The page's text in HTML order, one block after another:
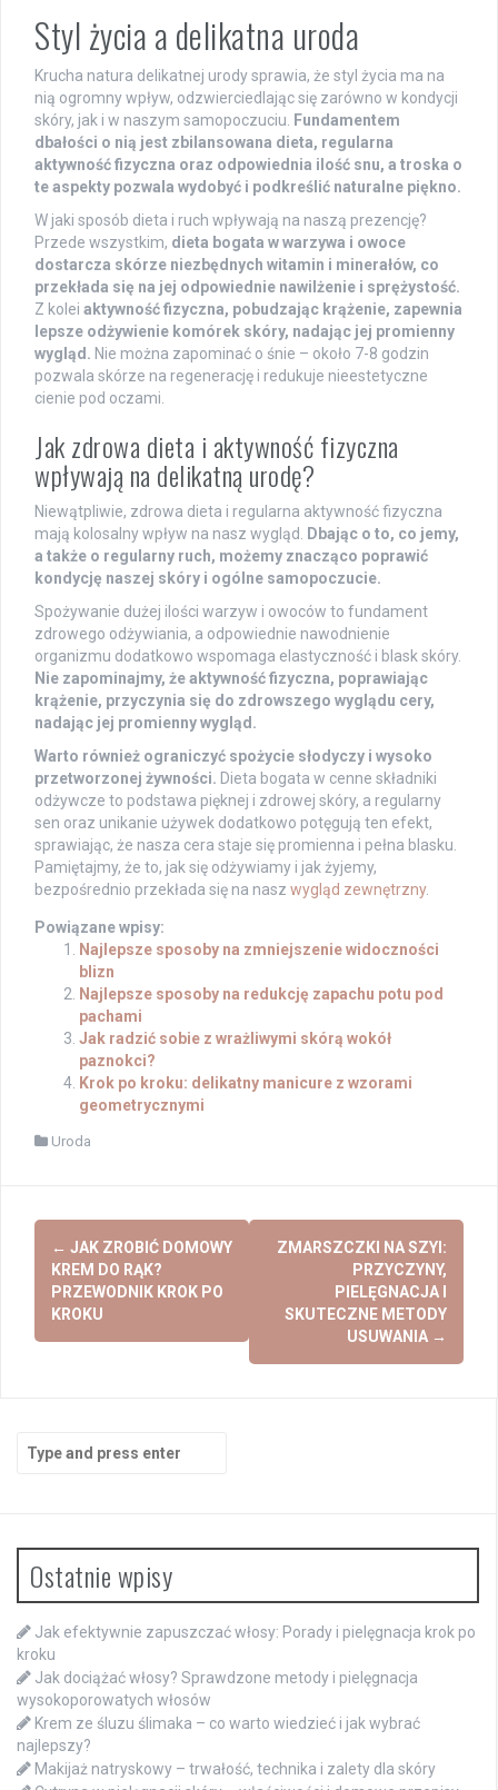
Styl życia a delikatna uroda
Krucha natura delikatnej urody sprawia, że styl życia ma na
nią ogromny wpływ, odzwierciedlając się zarówno w kondycji
skóry, jak i w naszym samopoczuciu.
Fundamentem
dbałości o nią jest zbilansowana dieta, regularna
aktywność fizyczna oraz odpowiednia ilość snu, a troska o
te aspekty pozwala wydobyć i podkreślić naturalne piękno.
W jaki sposób dieta i ruch wpływają na naszą prezencję?
Przede wszystkim, dieta bogata w warzywa i owoce
dostarcza skórze niezbędnych witamin i minerałów, co
przekłada się na jej odpowiednie nawilżenie i sprężystość.
Z kolei aktywność fizyczna, pobudzając krążenie, zapewnia
lepsze odżywienie komórek skóry, nadając jej promienny
wygląd. Nie można zapominać o śnie – około 7-8 godzin
pozwala skórze na regenerację i redukuje nieestetyczne
cienie pod oczami.
Jak zdrowa dieta i aktywność fizyczna
wpływają na delikatną urodę?
Niewątpliwie, zdrowa dieta i regularna aktywność fizyczna
mają kolosalny wpływ na nasz wygląd.
Dbając o to, co jemy,
a także o regularny ruch, możemy znacząco poprawić
kondycję naszej skóry i ogólne samopoczucie.
Spożywanie dużej ilości warzyw i owoców to fundament
zdrowego odżywiania, a odpowiednie nawodnienie
organizmu dodatkowo wspomaga elastyczność i blask skóry.
Nie zapominajmy, że aktywność fizyczna, poprawiając
krążenie, przyczynia się do zdrowszego wyglądu cery,
nadając jej promienny wygląd.
Warto również ograniczyć spożycie słodyczy i wysoko
przetworzonej żywności. Dieta bogata w cenne składniki
odżywcze to podstawa pięknej i zdrowej skóry, a regularny
sen oraz unikanie używek dodatkowo potęgują ten efekt,
sprawiając, że nasza cera staje się promienna i pełna blasku.
Pamiętajmy, że to, jak się odżywiamy i jak żyjemy,
bezpośrednio przekłada się na nasz wygląd zewnętrzny.
Powiązane wpisy:
Najlepsze sposoby na zmniejszenie widoczności
blizn
Najlepsze sposoby na redukcję zapachu potu pod
pachami
Jak radzić sobie z wrażliwymi skórą wokół
paznokci?
Krok po kroku: delikatny manicure z wzorami
geometrycznymi
Uroda
Post
navigation
← JAK ZROBIĆ DOMOWY
KREM DO RĄK?
PRZEWODNIK KROK PO
KROKU
ZMARSZCZKI NA SZYI:
PRZYCZYNY,
PIELĘGNACJA I
SKUTECZNE METODY
USUWANIA →
for:
Ostatnie wpisy
Jak efektywnie zapuszczać włosy: Porady i pielęgnacja krok po
kroku
Jak dociążać włosy? Sprawdzone metody i pielęgnacja
wysokoporowatych włosów
Krem ze śluzu ślimaka – co warto wiedzieć i jak wybrać
najlepszy?
Makijaż natryskowy – trwałość, technika i zalety dla skóry